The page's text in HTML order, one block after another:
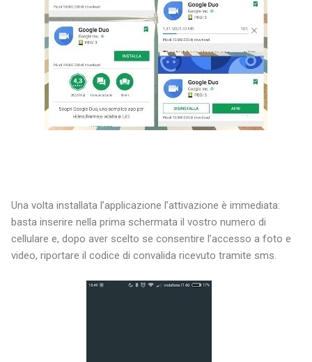
Una volta installata l’applicazione l’attivazione è immediata:
basta inserire nella prima schermata il vostro numero di
cellulare e, dopo aver scelto se consentire l’accesso a foto e
video, riportare il codice di convalida ricevuto tramite sms.